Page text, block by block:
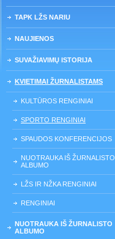
TAPK LŽS NARIU
NAUJIENOS
SUVAŽIAVIMŲ ISTORIJA
KVIETIMAI ŽURNALISTAMS
KULTŪROS RENGINIAI
SPORTO RENGINIAI
SPAUDOS KONFERENCIJOS
NUOTRAUKA IŠ ŽURNALISTO
ALBUMO
LŽS IR NŽKA RENGINIAI
RENGINIAI
NUOTRAUKA IŠ ŽURNALISTO
ALBUMO